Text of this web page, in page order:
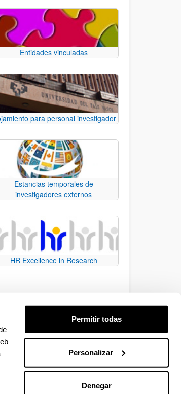
Permitir todas
Personalizar
Denegar
Entidades vinculadas
para personal investigador
Estancias temporales de
investigadores externos
HR Excellence in Research